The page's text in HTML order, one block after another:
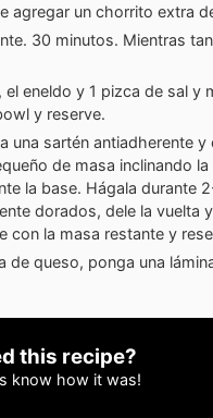
agregar un chorrito extra
30 minutos. Mientras
eneldo y 1 pizca de sal y
y reserve.
una sartén antiadherente y
de masa inclinando la
la base. Hágala durante
dorados, dele la vuelta
con la masa restante y
de queso, ponga una
this recipe?
know how it was!